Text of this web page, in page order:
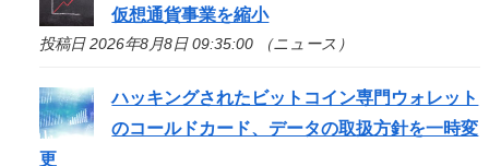
仮想通貨事業を縮小
投稿日 2026年8月8日 09:35:00 （ニュース）
ハッキングされたビットコイン専門ウォレット
のコールドカード、データの取扱方針を一時変
更